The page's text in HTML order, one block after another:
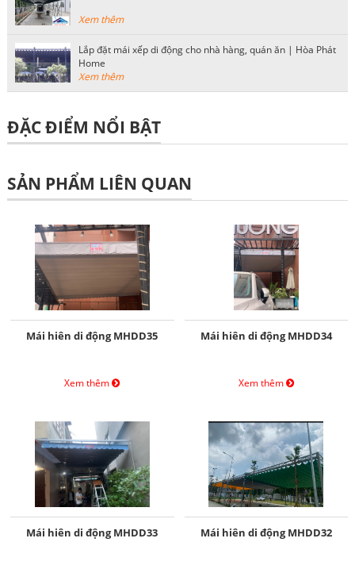
Xem thêm
Lắp đặt mái xếp di động cho nhà hàng, quán ăn | Hòa Phát
Home
Xem thêm
ĐẶC ĐIỂM NỔI BẬT
SẢN PHẨM LIÊN QUAN
Mái hiên di động MHDD35
Xem thêm
Mái hiên di động MHDD34
Xem thêm
Mái hiên di động MHDD33 Mái hiên di động MHDD32